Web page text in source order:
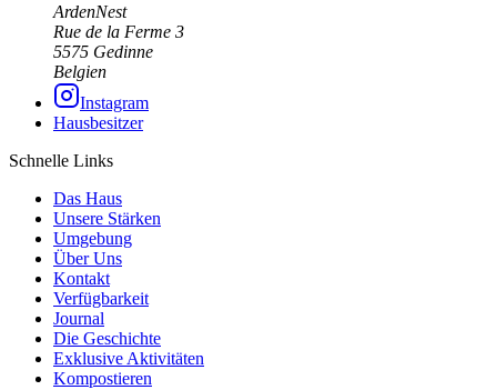
ArdenNest
Rue de la Ferme 3
5575 Gedinne
Belgien
Instagram
Hausbesitzer
Schnelle Links
Das Haus
Unsere Stärken
Umgebung
Über Uns
Kontakt
Verfügbarkeit
Journal
Die Geschichte
Exklusive Aktivitäten
Kompostieren